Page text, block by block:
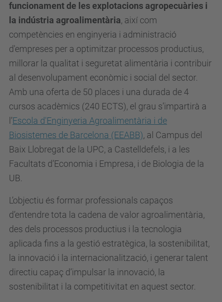
funcionament de les explotacions agropecuàries i
la indústria agroalimentària, així com
competències en enginyeria i administració
d'empreses per a optimitzar processos productius,
millorar la qualitat i seguretat alimentària i contribuir
al desenvolupament econòmic i social del sector.
Amb una oferta de 50 places i una durada de 4
cursos acadèmics (240 ECTS), el grau s’impartirà a
l’Escola d'Enginyeria Agroalimentària i de
Biosistemes de Barcelona (EEABB), al Campus del
Baix Llobregat de la UPC, a Castelldefels, i a les
Facultats d’Economia i Empresa, i de Biologia de la
UB.
L’objectiu és formar professionals capaços
d’entendre tota la cadena de valor agroalimentària,
des dels processos productius i la tecnologia
aplicada fins a la gestió estratègica, la sostenibilitat,
la innovació i la internacionalització, i generar talent
directiu capaç d’impulsar la innovació, la
sostenibilitat i la competitivitat en aquest sector.